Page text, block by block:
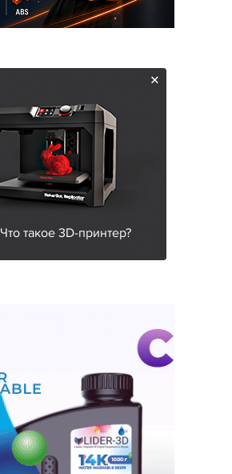
Что такое 3D-принтер?